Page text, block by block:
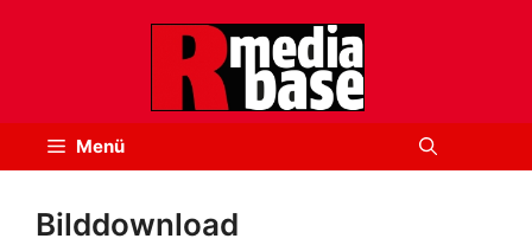
Menü
Bilddownload